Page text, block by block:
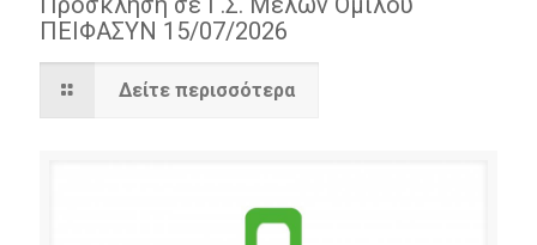
ΠΕΙΦΑΣΥΝ 15/07/2026
Δείτε περισσότερα